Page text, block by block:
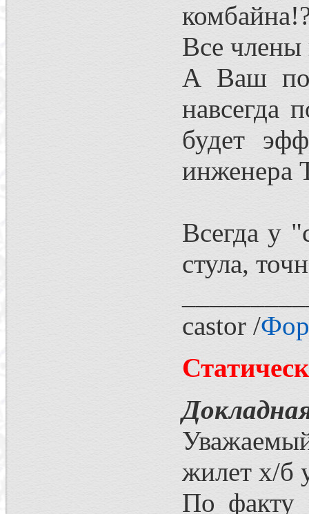
Все члены
А Ваш
навсегда
будет
инженера
Всегда у
стула,
castor /
жилет х/б
По факту